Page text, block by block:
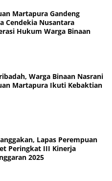
Martapura Gandeng
Cendekia Nusantara
Hukum Warga Binaan
Warga Binaan Nasrani
Martapura Ikuti Kebaktian
Lapas Perempuan
Peringkat III Kinerja
2025